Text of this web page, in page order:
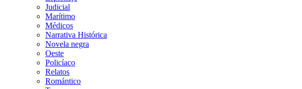
Judicial
Marítimo
Médicos
Narrativa Histórica
Novela negra
Oeste
Policíaco
Relatos
Romántico